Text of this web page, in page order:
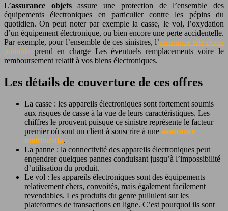
L’assurance objetsassure une protection de l’ensemble des
équipements électroniques en particulier contre les pépins du
quotidien. On peut noter par exemple la casse, le vol, l’oxydation
d’un équipement électronique, ou bien encore une perte accidentelle.
Par exemple, pour l’ensemble de ces sinistres, l’assurance téléphone
portable prend en charge Les éventuels remplacements voire le
remboursement relatif à vos biens électroniques.
Les détails de couverture de ces offres
La casse : les appareils électroniques sont fortement soumis
aux risques de casse à la vue de leurs caractéristiques. Les
chiffres le prouvent puisque ce sinistre représente le facteur
premier où sont un client à souscrire à une assurance
multimédia.
La panne : la connectivité des appareils électroniques peut
engendrer quelques pannes conduisant jusqu’à l’impossibilité
d’utilisation du produit.
Le vol : les appareils électroniques sont des équipements
relativement chers, convoités, mais également facilement
revendables. Les produits du genre pullulent sur les
plateformes de transactions en ligne. C’est pourquoi ils sont